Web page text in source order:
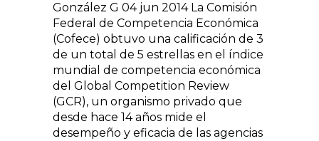
González G 04 jun 2014 La Comisión
Federal de Competencia Económica
(Cofece) obtuvo una calificación de 3
de un total de 5 estrellas en el índice
mundial de competencia económica
del Global Competition Review
(GCR), un organismo privado que
desde hace 14 años mide el
desempeño y eficacia de las agencias